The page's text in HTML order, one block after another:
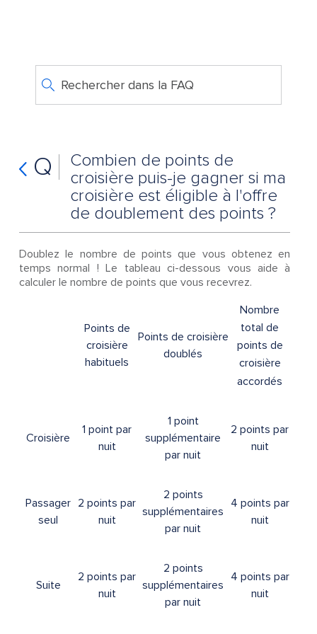
Rechercher dans la FAQ
Q
Combien de points de
croisière puis-je gagner si ma
croisière est éligible à l'offre
de doublement des points ?
Doublez le nombre de points que vous obtenez en
temps normal ! Le tableau ci-dessous vous aide à
calculer le nombre de points que vous recevrez.
Points de
croisière
habituels
Points de croisière
doublés
Nombre
total de
points de
croisière
accordés
Croisière
1 point par
nuit
1 point
supplémentaire
par nuit
2 points par
nuit
Passager
seul
2 points par
nuit
2 points
supplémentaires
par nuit
4 points par
nuit
Suite
2 points par
nuit
2 points
supplémentaires
par nuit
4 points par
nuit